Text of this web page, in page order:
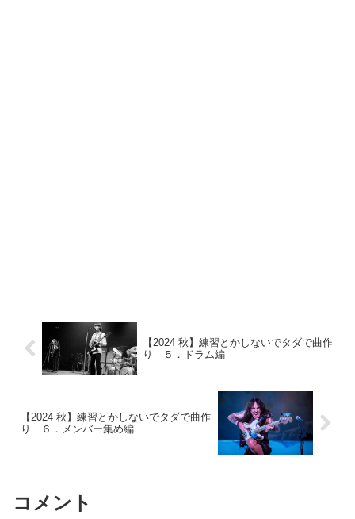
【2024 秋】練習とかしないでタダで曲作
り ５．ドラム編
【2024 秋】練習とかしないでタダで曲作
り ６．メンバー集め編
コメント